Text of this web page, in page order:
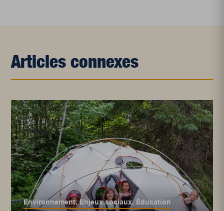
Articles connexes
Environnement,Enjeux sociaux, Éducation